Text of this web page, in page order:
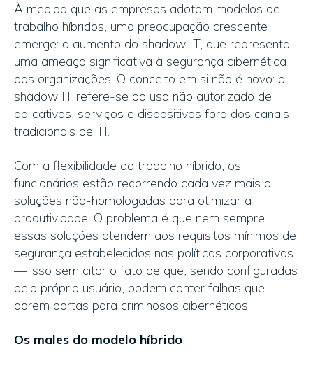
À medida que as empresas adotam modelos de
trabalho híbridos, uma preocupação crescente
emerge: o aumento do shadow IT, que representa
uma ameaça significativa à segurança cibernética
das organizações. O conceito em si não é novo: o
shadow IT refere-se ao uso não autorizado de
aplicativos, serviços e dispositivos fora dos canais
tradicionais de TI.
Com a flexibilidade do trabalho híbrido, os
funcionários estão recorrendo cada vez mais a
soluções não-homologadas para otimizar a
produtividade. O problema é que nem sempre
essas soluções atendem aos requisitos mínimos de
segurança estabelecidos nas políticas corporativas
— isso sem citar o fato de que, sendo configuradas
pelo próprio usuário, podem conter falhas que
abrem portas para criminosos cibernéticos.
Os males do modelo híbrido